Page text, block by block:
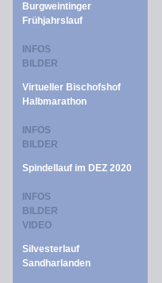
Burgweintinger
Frühjahrslauf
INFOS
BILDER
Virtueller Bischofshof
Halbmarathon
INFOS
BILDER
Spindellauf im DEZ 2020
INFOS
BILDER
VIDEO
Silvesterlauf
Sandharlanden